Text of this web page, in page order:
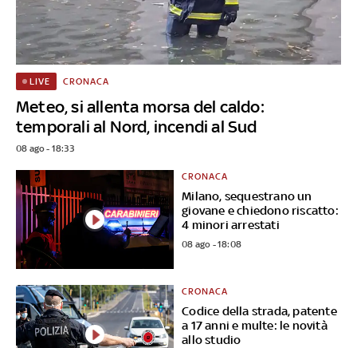
Meteo, si allenta morsa del caldo:
temporali al Nord, incendi al Sud
LIVE CRONACA
08 ago - 18:33
Milano, sequestrano un
giovane e chiedono riscatto:
4 minori arrestati
CRONACA
08 ago - 18:08
Codice della strada, patente
a 17 anni e multe: le novità
allo studio
CRONACA